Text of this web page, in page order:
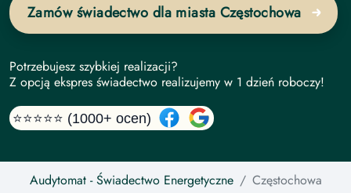
Zamów świadectwo dla miasta Częstochowa
Potrzebujesz szybkiej realizacji?
Z opcją ekspres świadectwo realizujemy w 1 dzień roboczy!
⭐⭐⭐⭐⭐ (1000+ ocen)
Audytomat- Świadectwo Energetyczne Częstochowa